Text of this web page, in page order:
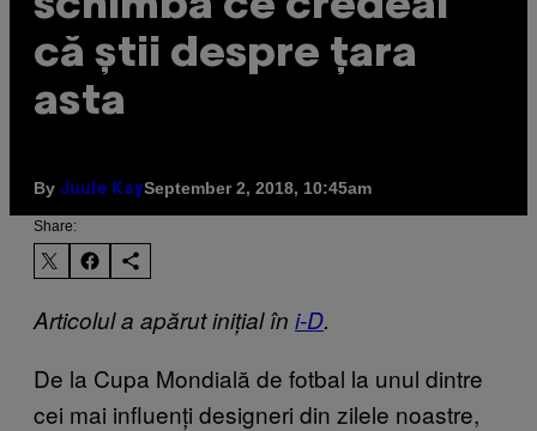
că știi despre țara
asta
By Juule KaySeptember 2, 2018, 10:45am
Share:
Articolul a apărut inițial în i-D.
De la Cupa Mondială de fotbal la unul dintre
cei mai influenți designeri din zilele noastre,